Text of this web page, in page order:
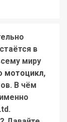
в
миру
мотоцикл,
В чём